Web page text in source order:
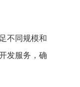
不同规模和
发服务，确